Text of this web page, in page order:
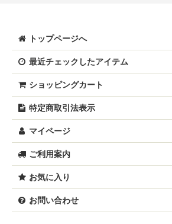
トップページへ
最近チェックしたアイテム
ショッピングカート
特定商取引法表示
マイページ
ご利用案内
お気に入り
お問い合わせ